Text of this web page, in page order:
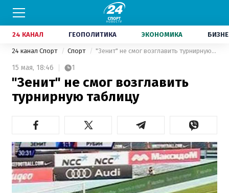
24 КАНАЛ ГЕОПОЛИТИКА ЭКОНОМИКА
24 канал Спорт Спорт "Зенит" не смог возглавить турнирную таблицу
15 мая, 18:46 1
"Зенит" не смог возглавить
турнирную таблицу